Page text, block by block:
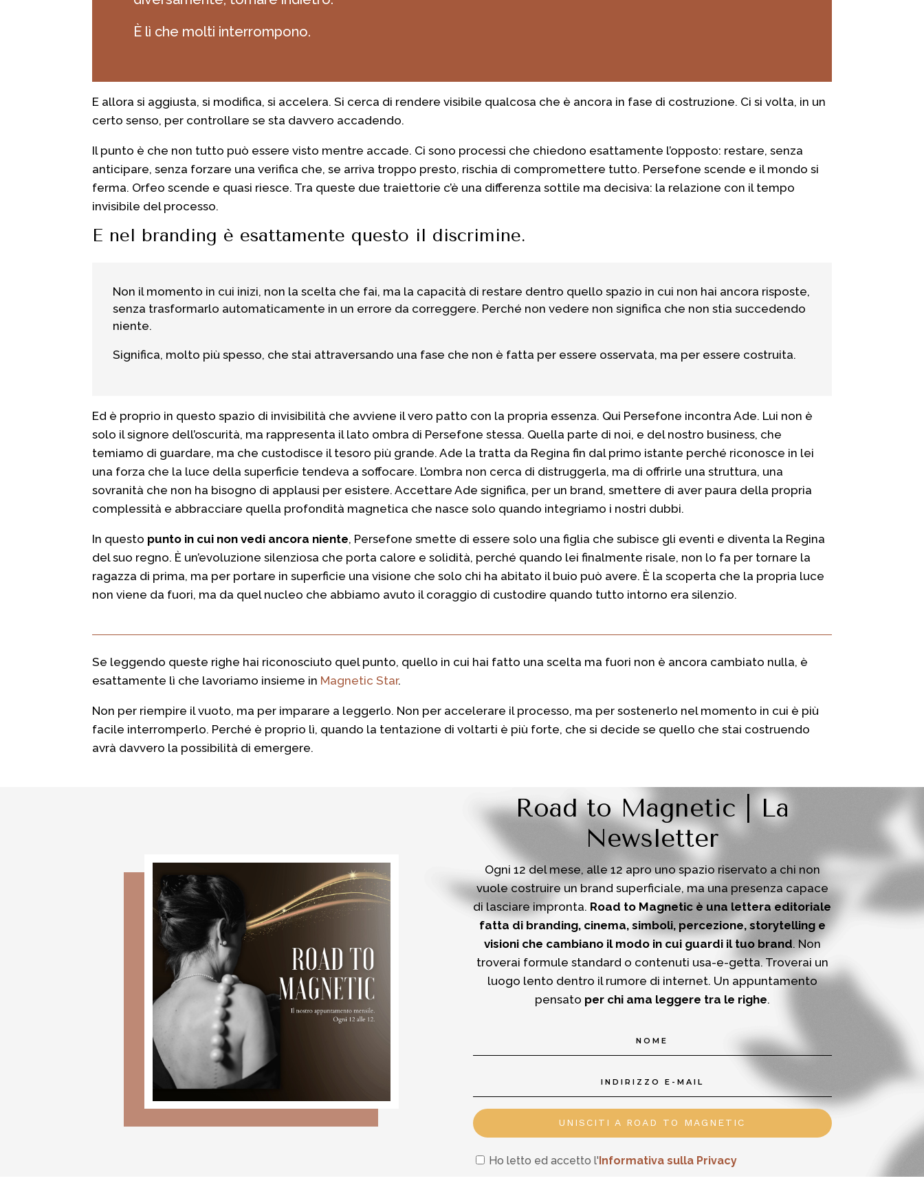
È lì che molti interrompono.
E allora si aggiusta, si modifica, si accelera. Si cerca di rendere visibile qualcosa che è ancora in fase di costruzione. Ci si volta, in un
certo senso, per controllare se sta davvero accadendo.
Il punto è che non tutto può essere visto mentre accade. Ci sono processi che chiedono esattamente l’opposto: restare, senza
anticipare, senza forzare una verifica che, se arriva troppo presto, rischia di compromettere tutto. Persefone scende e il mondo si
ferma. Orfeo scende e quasi riesce. Tra queste due traiettorie c’è una differenza sottile ma decisiva: la relazione con il tempo
invisibile del processo.
E nel branding è esattamente questo il discrimine.
Non il momento in cui inizi, non la scelta che fai, ma la capacità di restare dentro quello spazio in cui non hai ancora risposte,
senza trasformarlo automaticamente in un errore da correggere. Perché non vedere non significa che non stia succedendo
niente.
Significa, molto più spesso, che stai attraversando una fase che non è fatta per essere osservata, ma per essere costruita.
Ed è proprio in questo spazio di invisibilità che avviene il vero patto con la propria essenza. Qui Persefone incontra Ade. Lui non è
solo il signore dell’oscurità, ma rappresenta il lato ombra di Persefone stessa. Quella parte di noi, e del nostro business, che
temiamo di guardare, ma che custodisce il tesoro più grande. Ade la tratta da Regina fin dal primo istante perché riconosce in lei
una forza che la luce della superficie tendeva a soffocare. L’ombra non cerca di distruggerla, ma di offrirle una struttura, una
sovranità che non ha bisogno di applausi per esistere. Accettare Ade significa, per un brand, smettere di aver paura della propria
complessità e abbracciare quella profondità magnetica che nasce solo quando integriamo i nostri dubbi.
In questo punto in cui non vedi ancora niente, Persefone smette di essere solo una figlia che subisce gli eventi e diventa la Regina
del suo regno. È un’evoluzione silenziosa che porta calore e solidità, perché quando lei finalmente risale, non lo fa per tornare la
ragazza di prima, ma per portare in superficie una visione che solo chi ha abitato il buio può avere. È la scoperta che la propria luce
non viene da fuori, ma da quel nucleo che abbiamo avuto il coraggio di custodire quando tutto intorno era silenzio.
Se leggendo queste righe hai riconosciuto quel punto, quello in cui hai fatto una scelta ma fuori non è ancora cambiato nulla, è
esattamente lì che lavoriamo insieme in Magnetic Star.
Non per riempire il vuoto, ma per imparare a leggerlo. Non per accelerare il processo, ma per sostenerlo nel momento in cui è più
facile interromperlo. Perché è proprio lì, quando la tentazione di voltarti è più forte, che si decide se quello che stai costruendo
avrà davvero la possibilità di emergere.
Road to Magnetic | La
Newsletter
Ogni 12 del mese, alle 12 apro uno spazio riservato a chi non
vuole costruire un brand superficiale, ma una presenza capace
di lasciare impronta. Road to Magnetic è una lettera editoriale
fatta di branding, cinema, simboli, percezione, storytelling e
visioni che cambiano il modo in cui guardi il tuo brand. Non
troverai formule standard o contenuti usa-e-getta.Troverai un
luogo lento dentro il rumore di internet. Un appuntamento
pensato per chi ama leggere tra le righe.
UNISCITI A ROAD TO MAGNETIC
Ho letto ed accetto l'Informativa sulla Privacy